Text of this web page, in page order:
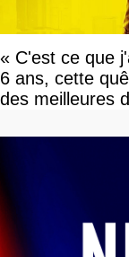
« C'est ce que
6 ans, cette
des meilleures